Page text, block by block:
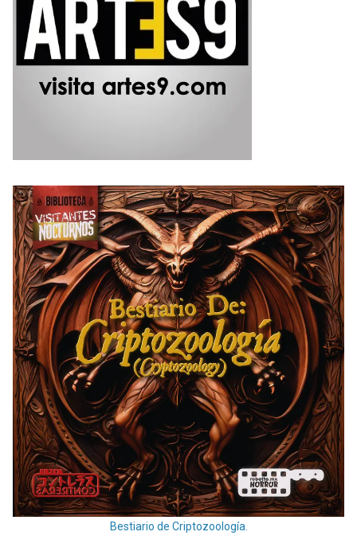
Bestiario de Criptozoología.